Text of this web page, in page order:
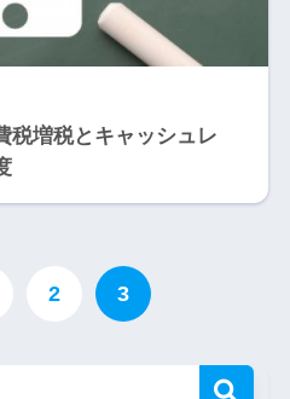
税増税とキャッシュレ
2 3